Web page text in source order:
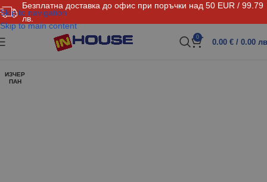
Безплатна доставка до офис при поръчки над 50 EUR / 99.79
лв.
Skip to navigation
Skip to main content
0
0.00 € / 0.00
ИЗЧЕР
ПАН